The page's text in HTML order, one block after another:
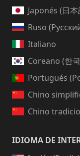
Japonés (日本
Ruso
Italiano
Coreano (한
Portugués
Chino
Chino
IDIOMA DE